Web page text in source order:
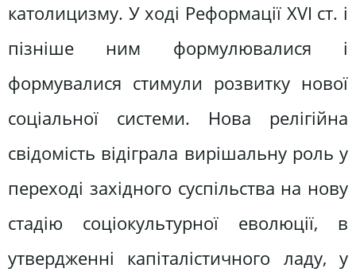
католицизму. У ході Реформації XVI ст. і
пізніше ним формулювалися і
формувалися стимули розвитку нової
соціальної системи. Нова релігійна
свідомість відіграла вирішальну роль у
переході західного суспільства на нову
стадію соціокультурної еволюції, в
утвердженні капіталістичного ладу, у